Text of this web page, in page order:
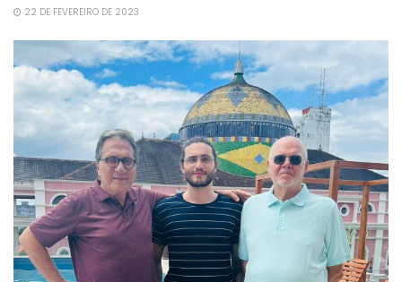
22 DE FEVEREIRO DE 2023